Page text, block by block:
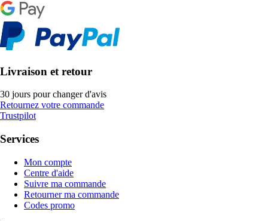
Livraison et retour
30 jours pour changer d'avis
Retournez votre commande
Trustpilot
Services
Mon compte
Centre d'aide
Suivre ma commande
Retourner ma commande
Codes promo